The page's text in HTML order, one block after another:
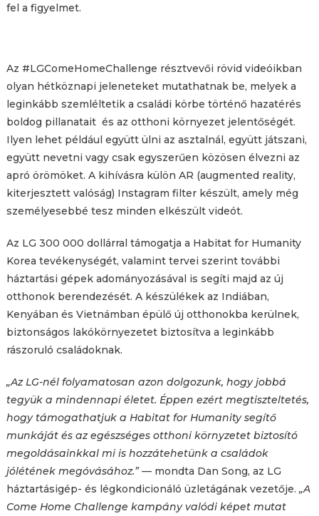
fel a figyelmet.
Az #LGComeHomeChallenge résztvevői rövid videóikban
olyan hétköznapi jeleneteket mutathatnak be, melyek a
leginkább szemléltetik a családi körbe történő hazatérés
boldog pillanatait és az otthoni környezet jelentőségét.
Ilyen lehet például együtt ülni az asztalnál, együtt játszani,
együtt nevetni vagy csak egyszerűen közösen élvezni az
apró örömöket. A kihívásra külön AR (augmented reality,
kiterjesztett valóság) Instagram filter készült, amely még
személyesebbé tesz minden elkészült videót.
Az LG 300 000 dollárral támogatja a Habitat for Humanity
Korea tevékenységét, valamint tervei szerint további
háztartási gépek adományozásával is segíti majd az új
otthonok berendezését. A készülékek az Indiában,
Kenyában és Vietnámban épülő új otthonokba kerülnek,
biztonságos lakókörnyezetet biztosítva a leginkább
rászoruló családoknak.
„Az LG-nél folyamatosan azon dolgozunk, hogy jobbá
tegyük a mindennapi életet. Éppen ezért megtiszteltetés,
hogy támogathatjuk a Habitat for Humanity segítő
munkáját és az egészséges otthoni környzetet biztosító
megoldásainkkal mi is hozzátehetünk a családok
jólétének megóvásához.”— mondta Dan Song, az LG
háztartásigép- és légkondicionáló üzletágának vezetője. „A
Come Home Challenge kampány valódi képet mutat